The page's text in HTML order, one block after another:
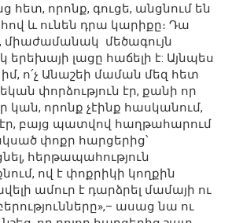
հետ, որոնք, գուցե, անցնում են
և ունեն դրա կարիքը։ Դա
միաժամանակ մեծագույն
երեխայի լացը հաճելի է: Այնպես
ո՛չ Անաշեի մաման մեզ հետ
փորձություն էր, քանի որ
կան, որոնք չէինք հասկանում,
բայց պատվով հաղթահարում
փոքր հարցերից՝
հերթապահություն
ով է փոքրիկի կողքին
ամուր է դարձրել մամայի ու
ասաց նա ու